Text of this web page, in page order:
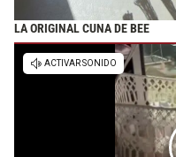
LA ORIGINAL CUNA DE BEE